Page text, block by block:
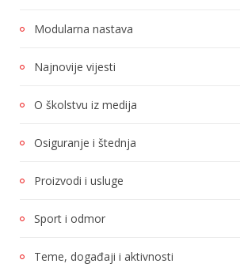
Modularna nastava
Najnovije vijesti
O školstvu iz medija
Osiguranje i štednja
Proizvodi i usluge
Sport i odmor
Teme, događaji i aktivnosti